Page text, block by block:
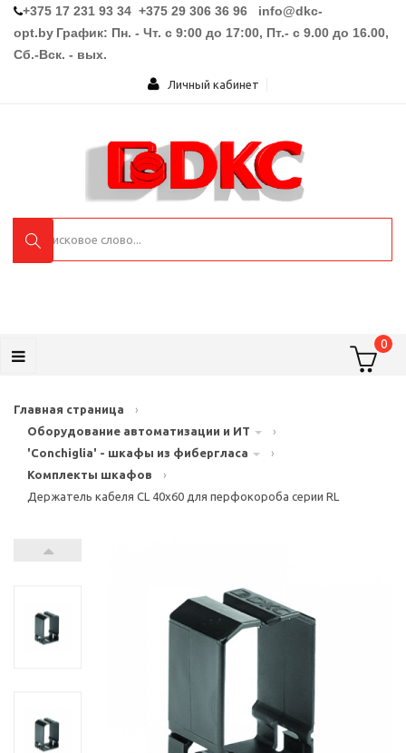
+375 17 231 93 34 +375 29 306 36 96 info@dkc-
opt.by График: Пн. - Чт. с 9:00 до 17:00, Пт.- с 9.00 до 16.00,
Сб.-Вск. - вых.
Личный кабинет
0
Главная страница
›
Оборудование автоматизации и ИТ
›
'Conchiglia' - шкафы из фибергласа
›
Комплекты шкафов
›
Держатель кабеля CL 40x60 для перфокороба серии RL